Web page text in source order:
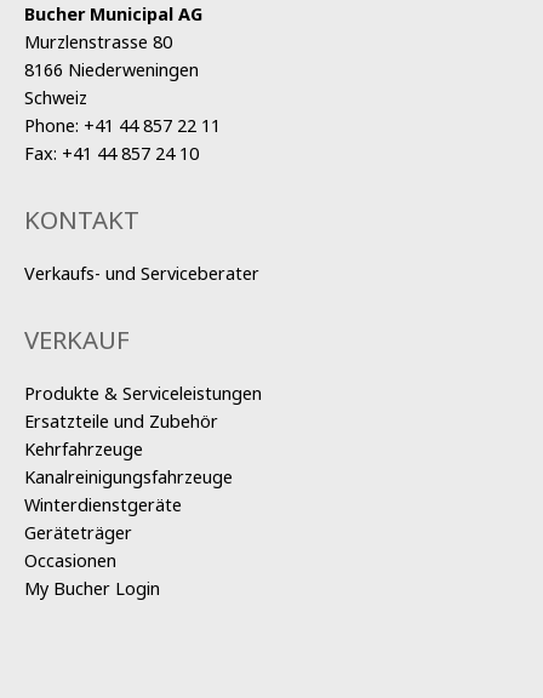
Bucher Municipal AG
Murzlenstrasse 80
8166 Niederweningen
Schweiz
Phone: +41 44 857 22 11
Fax: +41 44 857 24 10
KONTAKT
Verkaufs- und Serviceberater
VERKAUF
Produkte & Serviceleistungen
Ersatzteile und Zubehör
Kehrfahrzeuge
Kanalreinigungsfahrzeuge
Winterdienstgeräte
Geräteträger
Occasionen
My Bucher Login